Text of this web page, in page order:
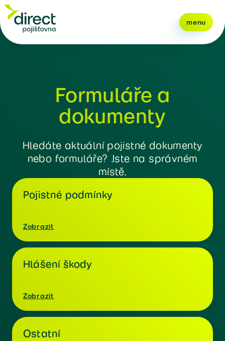
menu
Formuláře a
dokumenty
Hledáte aktuální pojistné dokumenty
nebo formuláře? Jste na správném
místě.
Pojistné podmínky
Zobrazit
Hlášení škody
Zobrazit
Ostatní